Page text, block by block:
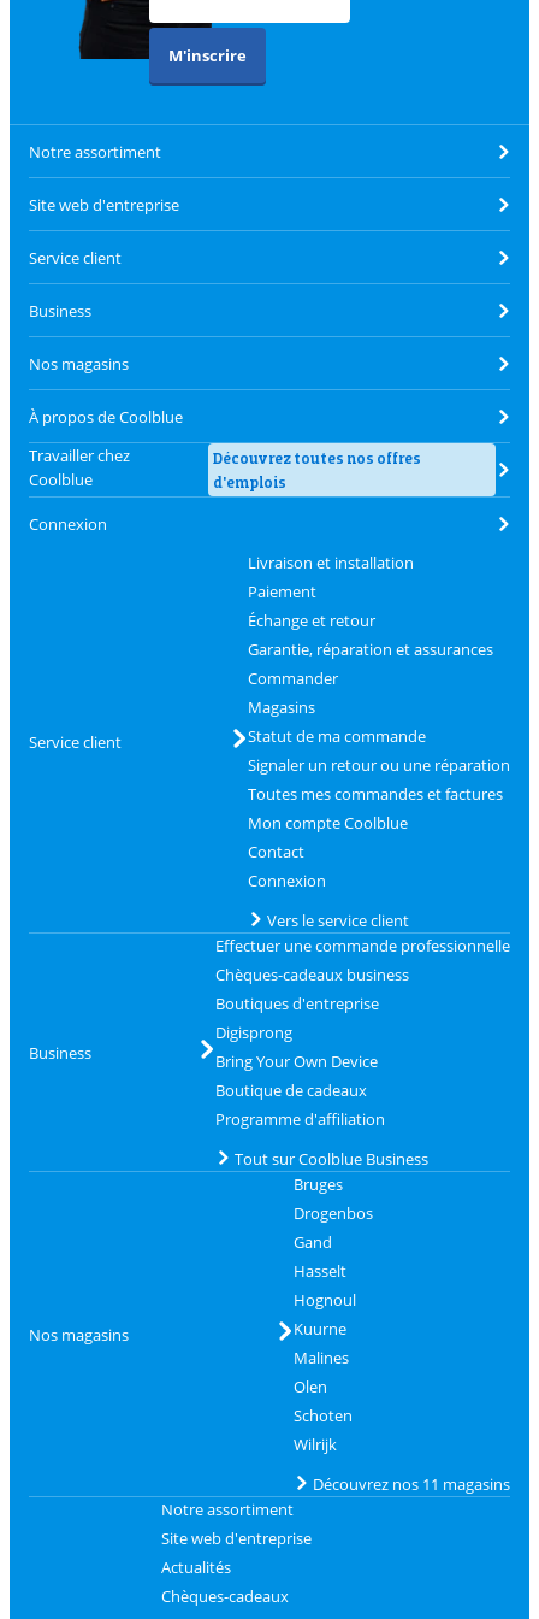
M'inscrire
Notre assortiment
Site web d'entreprise
Service client
Business
Nos magasins
À propos de Coolblue
Travailler chez
Coolblue
Découvrez toutes nos offres
d'emplois
Connexion
Service client
Livraison et installation
Paiement
Échange et retour
Garantie, réparation et assurances
Commander
Magasins
Statut de ma commande
Signaler un retour ou une réparation
Toutes mes commandes et factures
Mon compte Coolblue
Contact
Connexion
Vers le service client
Business
Effectuer une commande professionnelle
Chèques-cadeaux business
Boutiques d'entreprise
Digisprong
Bring Your Own Device
Boutique de cadeaux
Programme d'affiliation
Tout sur Coolblue Business
Nos magasins
Bruges
Drogenbos
Gand
Hasselt
Hognoul
Kuurne
Malines
Olen
Schoten
Wilrijk
Découvrez nos 11 magasins
Notre assortiment
Site web d'entreprise
Actualités
Chèques-cadeaux